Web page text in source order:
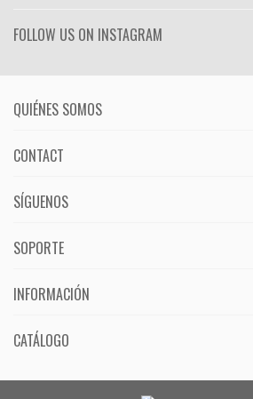
FOLLOW US ON INSTAGRAM
QUIÉNES SOMOS
CONTACT
SÍGUENOS
SOPORTE
INFORMACIÓN
CATÁLOGO